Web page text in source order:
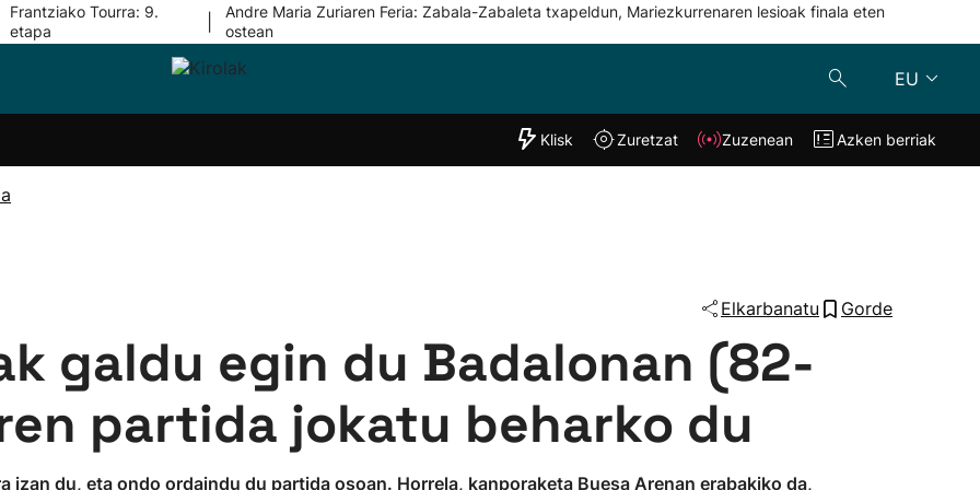
Frantziako Tourra: 9.
etapa
Andre Maria Zuriaren Feria: Zabala-Zabaleta txapeldun, Mariezkurrenaren lesioak finala eten
ostean
EU
Taldeak
"Helmuga"
Klisk Zuzenean
Klisk Zuretzat Zuzenean Azken berriak
Elkarbanatu Gorde
galdu egin du Badalonan (82-
partida jokatu beharko du
izan du, eta ondo ordaindu du partida osoan. Horrela, kanporaketa Buesa Arenan erabakiko da,